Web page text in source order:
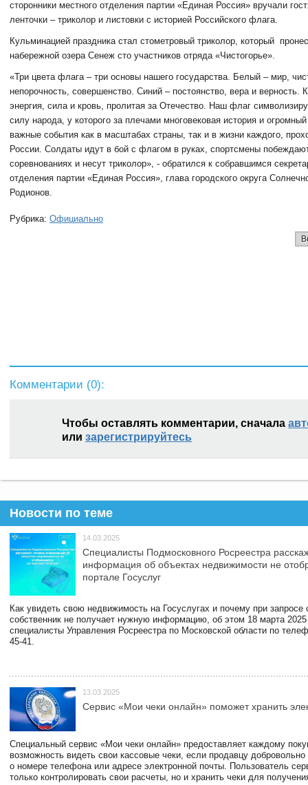
сторонники местного отделения партии «Единая Россия» вручали
ленточки – триколор и листовки с историей Российского флага.
Кульминацией праздника стал стометровый триколор, который
набережной озера Сенеж сто участников отряда «Чистогорье».
«Три цвета флага – три основы нашего государства. Белый – мир,
непорочность, совершенство. Синий – постоянство, вера и верность.
энергия, сила и кровь, пролитая за Отечество. Наш флаг
силу народа, у которого за плечами многовековая история и
важные события как в масштабах страны, так и в жизни каждого,
России. Солдаты идут в бой с флагом в руках, спортсмены
соревнованиях и несут триколор», - обратился к собравшимся
отделения партии «Единая Россия», глава городского округа
Родионов.
Рубрика: Официально
Комментарии (0):
Чтобы оставлять комментарии, сначала
или зарегистрируйтесь
Новости по теме
14.03.2025
Специалисты Подмосковного Росреестра
информация об объектах недвижимости не
портале Госуслуг
Как увидеть свою недвижимость на Госуслугах и почему при запросе
собственник не получает нужную информацию, об этом 18 марта 2025
специалисты Управления Росреестра по Московской области по
45-41.
13.03.2025
Сервис «Мои чеки онлайн» поможет хранить
Специальный сервис «Мои чеки онлайн» предоставляет каждому
возможность видеть свои кассовые чеки, если продавцу
о номере телефона или адресе электронной почты. Пользователь
только контролировать свои расчеты, но и хранить чеки для